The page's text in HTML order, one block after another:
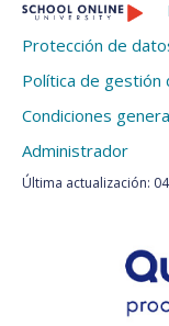
Protección de
Política de gestión
Condiciones
Administrador
Última actualización: